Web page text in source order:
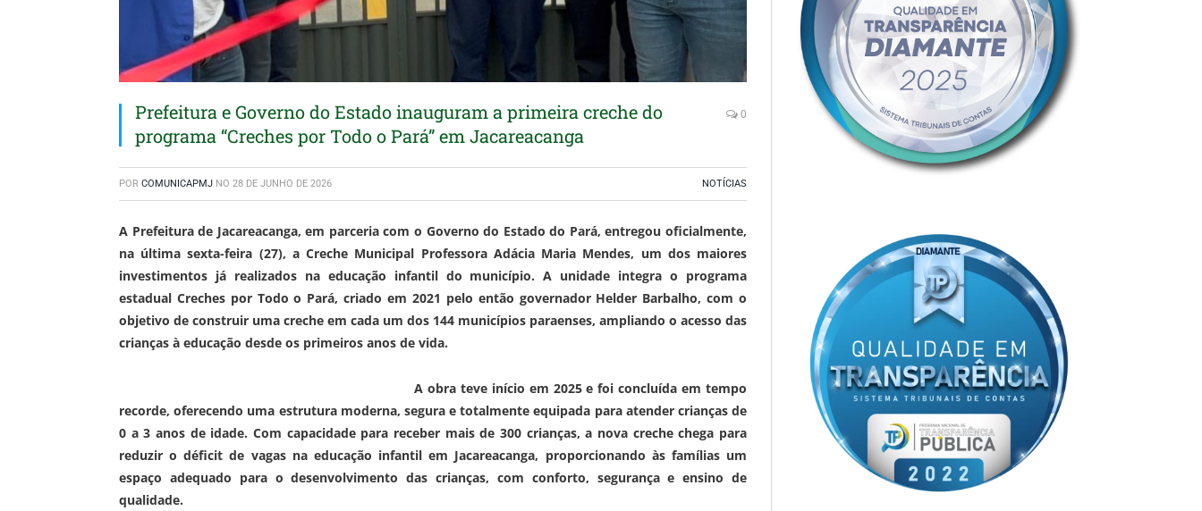
Prefeitura e Governo do Estado inauguram a primeira creche do
programa “Creches por Todo o Pará” em Jacareacanga
0
POR COMUNICAPMJ NO 28 DE JUNHO DE 2026 NOTÍCIAS
A Prefeitura de Jacareacanga, em parceria com o Governo do Estado do Pará, entregou oficialmente,
na última sexta-feira (27), a Creche Municipal Professora Adácia Maria Mendes, um dos maiores
investimentos já realizados na educação infantil do município. A unidade integra o programa
estadual Creches por Todo o Pará, criado em 2021 pelo então governador Helder Barbalho, com o
objetivo de construir uma creche em cada um dos 144 municípios paraenses, ampliando o acesso das
crianças à educação desde os primeiros anos de vida.
A obra teve início em 2025 e foi concluída em tempo
recorde, oferecendo uma estrutura moderna, segura e totalmente equipada para atender crianças de
0 a 3 anos de idade. Com capacidade para receber mais de 300 crianças, a nova creche chega para
reduzir o déficit de vagas na educação infantil em Jacareacanga, proporcionando às famílias um
espaço adequado para o desenvolvimento das crianças, com conforto, segurança e ensino de
qualidade.